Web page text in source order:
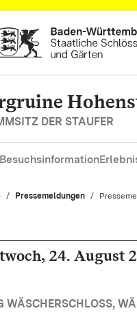
springen
DER STAUFER
Besuchsinformation
Pressemeldungen Aktuell:
24. August
WÄSCHERSCHLOSS,